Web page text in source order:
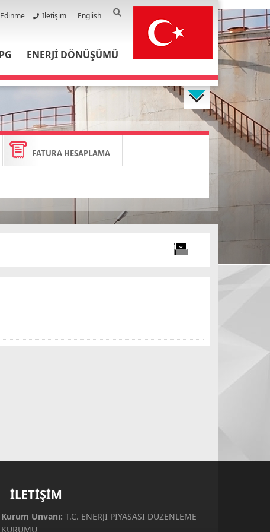
İletişim English
ENERJİ DÖNÜŞÜMÜ
FATURA HESAPLAMA
İLETİŞİM
Kurum Unvanı: T.C. ENERJİ PİYASASI DÜZENLEME
KURUMU